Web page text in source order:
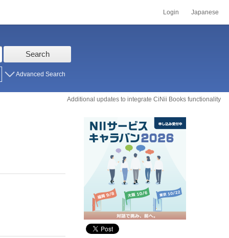
Login Japanese
Search
Advanced Search
Additional updates to integrate CiNii Books functionality